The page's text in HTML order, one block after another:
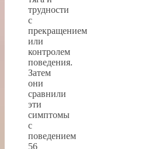
трудности
с
прекращением
или
контролем
поведения.
Затем
они
сравнили
эти
симптомы
с
поведением
56